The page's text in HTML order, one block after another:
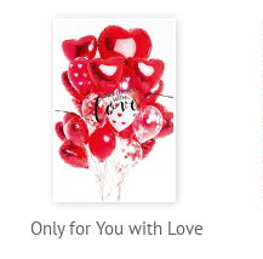
Only for You with Love